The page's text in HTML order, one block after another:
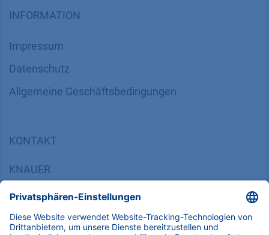
INFORMATION
Impressum
Datenschutz
​​​​​​​​​​​​​​​​​Allgemeine Geschäftsbedingungen
KONTAKT
KNAUER
14163 Berlin, Germany